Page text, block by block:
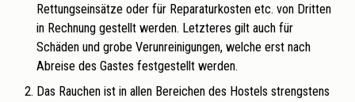
Rettungseinsätze oder für Reparaturkosten etc. von Dritten
in Rechnung gestellt werden. Letzteres gilt auch für
Schäden und grobe Verunreinigungen, welche erst nach
Abreise des Gastes festgestellt werden.
Das Rauchen ist in allen Bereichen des Hostels strengstens